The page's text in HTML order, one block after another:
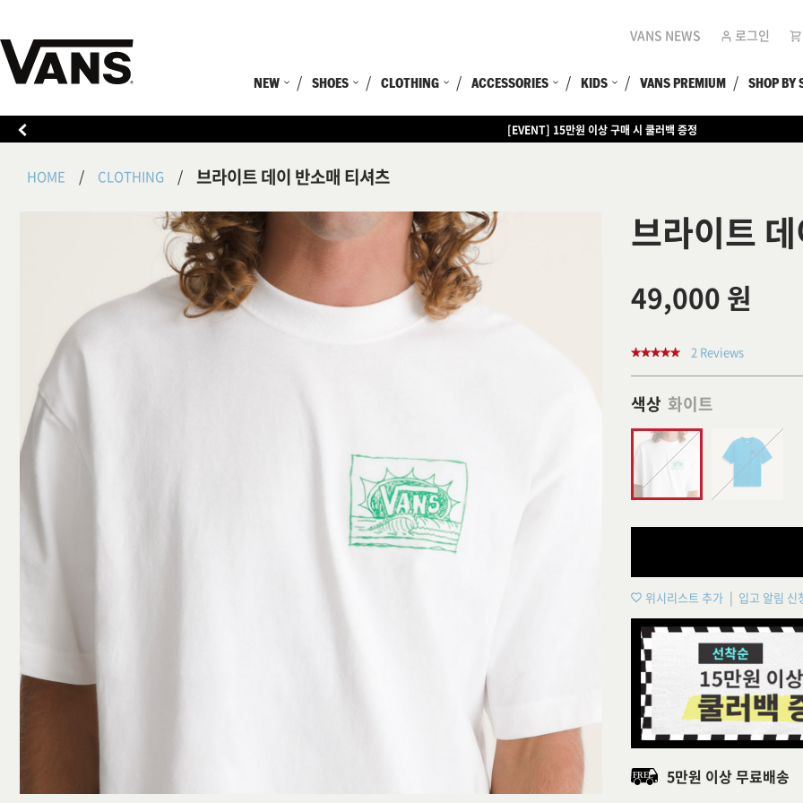
VANS NEWS 로그인
NEW SHOES CLOTHING ACCESSORIES KIDS VANS PREMIUM SHOP BY
[EVENT] 15만원 이상 구매 시 쿨러백 증정
HOME CLOTHING 브라이트 데이 반소매 티셔츠
브라이트
49,000 원
2 Reviews
색상 화이트
위시리스트 추가 입고 알림 신
5만원 이상 무료배송